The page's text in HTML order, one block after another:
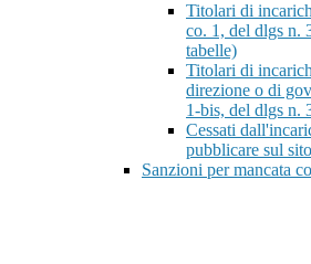
Titolari di
co. 1, del dlgs n.
tabelle)
Titolari di
direzione o di
1-bis, del dlgs n.
Cessati
pubblicare sul
Sanzioni per mancata